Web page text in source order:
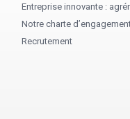
Entreprise innovante :
Notre charte
Recrutement